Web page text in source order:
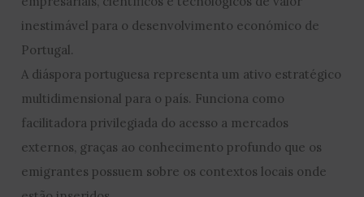
inestimável para o desenvolvimento económico de
Portugal.
A diáspora portuguesa representa um ativo estratégico
multidimensional para o país. Funciona como
facilitadora privilegiada do acesso a mercados
externos, graças ao conhecimento profundo que os
emigrantes possuem sobre os contextos locais onde